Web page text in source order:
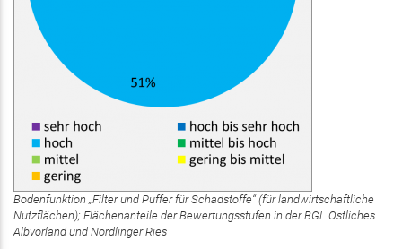
Bodenfunktion „Filter und Puffer für Schadstoffe“ (für landwirtschaftliche
Nutzflächen); Flächenanteile der Bewertungsstufen in der BGL Östliches
Albvorland und Nördlinger Ries